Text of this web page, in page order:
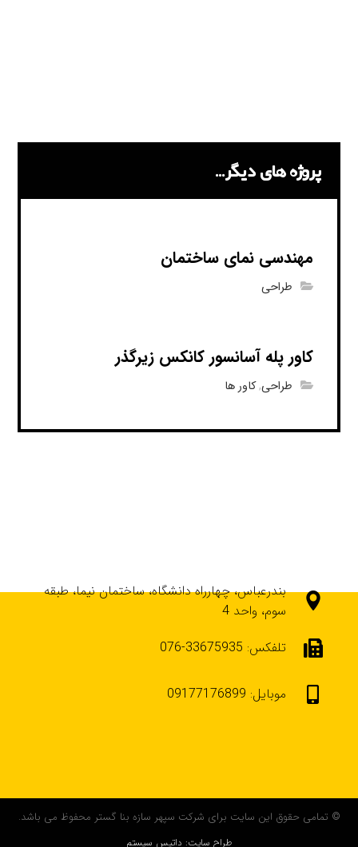
پروژه های دیگر...
مهندسی نمای ساختمان
طراحی
کاور پله آسانسور کانکس زیرگذر
طراحی,کاور ها
بندرعباس، چهارراه دانشگاه، ساختمان نیما، طبقه
سوم، واحد 4
تلفکس: 33675935-076
موبایل: 09177176899
© تمامی حقوق این سایت برای شرکت سپهر سازه بنا گستر محفوظ می باشد.
طراح سایت: داتیس سیستم